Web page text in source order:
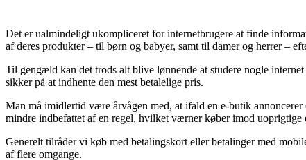
Det er ualmindeligt ukompliceret for internetbrugere at finde
af deres produkter – til børn og babyer, samt til damer og herrer –
Til gengæld kan det trods alt blive lønnende at studere nogle
sikker på at indhente den mest betalelige pris.
Man må imidlertid være årvågen med, at ifald en e-butik
mindre indbefattet af en regel, hvilket værner køber imod uoprigtige
Generelt tilråder vi køb med betalingskort eller betalinger med
af flere omgange.